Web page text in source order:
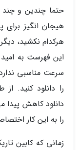
حتما چندین و چند
هیجان انگیز برای
هرکدام نکشید،
این فهرست به امید
سرعت مناسبی
را دانلود کنید.
دانلود کاهش پیدا
را به این کار
زمانی که کابین